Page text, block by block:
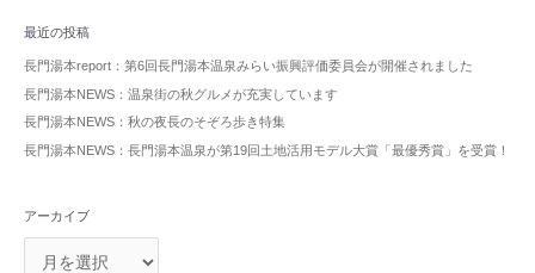
最近の投稿
長門湯本report：第6回長門湯本温泉みらい振興評価委員会が開催されました
長門湯本NEWS：温泉街の秋グルメが充実しています
長門湯本NEWS：秋の夜長のそぞろ歩き特集
長門湯本NEWS：長門湯本温泉が第19回土地活用モデル大賞「最優秀賞」を受賞！
アーカイブ